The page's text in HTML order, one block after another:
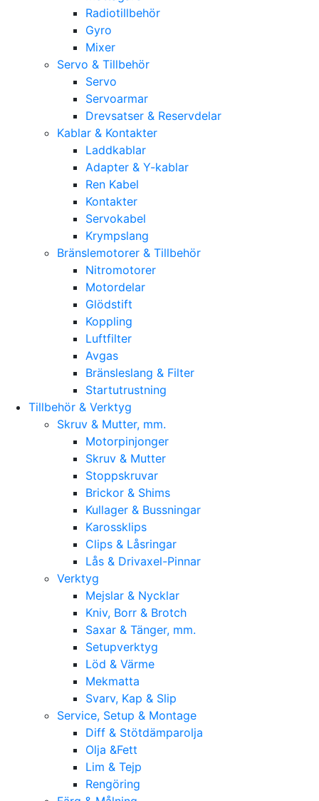
Radiotillbehör
Gyro
Mixer
Servo & Tillbehör
Servo
Servoarmar
Drevsatser & Reservdelar
Kablar & Kontakter
Laddkablar
Adapter & Y-kablar
Ren Kabel
Kontakter
Servokabel
Krympslang
Bränslemotorer & Tillbehör
Nitromotorer
Motordelar
Glödstift
Koppling
Luftfilter
Avgas
Bränsleslang & Filter
Startutrustning
Tillbehör & Verktyg
Skruv & Mutter, mm.
Motorpinjonger
Skruv & Mutter
Stoppskruvar
Brickor & Shims
Kullager & Bussningar
Karossklips
Clips & Låsringar
Lås & Drivaxel-Pinnar
Verktyg
Mejslar & Nycklar
Kniv, Borr & Brotch
Saxar & Tänger, mm.
Setupverktyg
Löd & Värme
Mekmatta
Svarv, Kap & Slip
Service, Setup & Montage
Diff & Stötdämparolja
Olja &Fett
Lim & Tejp
Rengöring